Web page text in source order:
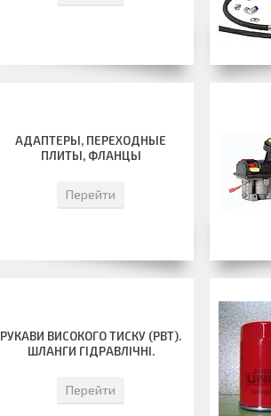
АДАПТЕРЫ, ПЕРЕХОДНЫЕ
ПЛИТЫ, ФЛАНЦЫ
Перейти
РУКАВИ ВИСОКОГО ТИСКУ (РВТ).
ШЛАНГИ ГІДРАВЛІЧНІ.
Перейти